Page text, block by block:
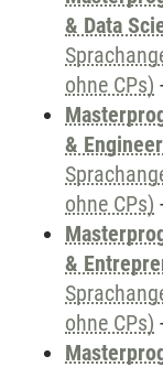
& Data
ohne CPs)
&
ohne CPs)
&
ohne CPs)